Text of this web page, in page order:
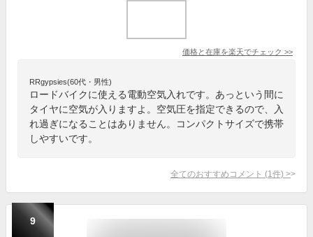
価格と在庫を楽天でチェック >>
RRgypsies(60代・男性)
ロードバイクに使える電動空気入れです。あっという間に
タイヤに空気が入りますよ。空気圧を指定できるので、入
れ過ぎになることはありません。コンパクトサイズで携帯
しやすいです。
全てのおすすめコメント (1 件) >
9